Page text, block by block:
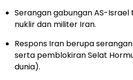
Serangan gabungan AS-
nuklir dan militer Iran.
Respons Iran berupa
serta pemblokiran Selat
dunia).